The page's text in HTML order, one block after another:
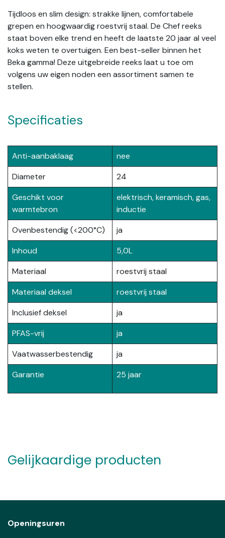
Tijdloos en slim design: strakke lijnen, comfortabele
grepen en hoogwaardig roestvrij staal. De Chef reeks
staat boven elke trend en heeft de laatste 20 jaar al veel
koks weten te overtuigen. Een best-seller binnen het
Beka gamma! Deze uitgebreide reeks laat u toe om
volgens uw eigen noden een assortiment samen te
stellen.
Specificaties
Anti-aanbaklaag
nee
Diameter
24
Geschikt voor
warmtebron
elektrisch, keramisch, gas,
inductie
Ovenbestendig (<200°C)
ja
Inhoud
5,0L
Materiaal
roestvrij staal
Materiaal deksel
roestvrij staal
Inclusief deksel
ja
PFAS-vrij
ja
Vaatwasserbestendig
ja
Garantie
25 jaar
Gelijkaardige producten
Openingsuren